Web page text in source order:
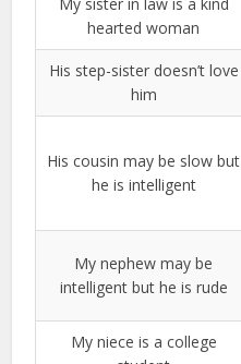
My sister in law is a kind
hearted woman
His step-sister doesn’t love
him
His cousin may be slow but
he is intelligent
My nephew may be
intelligent but he is rude
My niece is a college